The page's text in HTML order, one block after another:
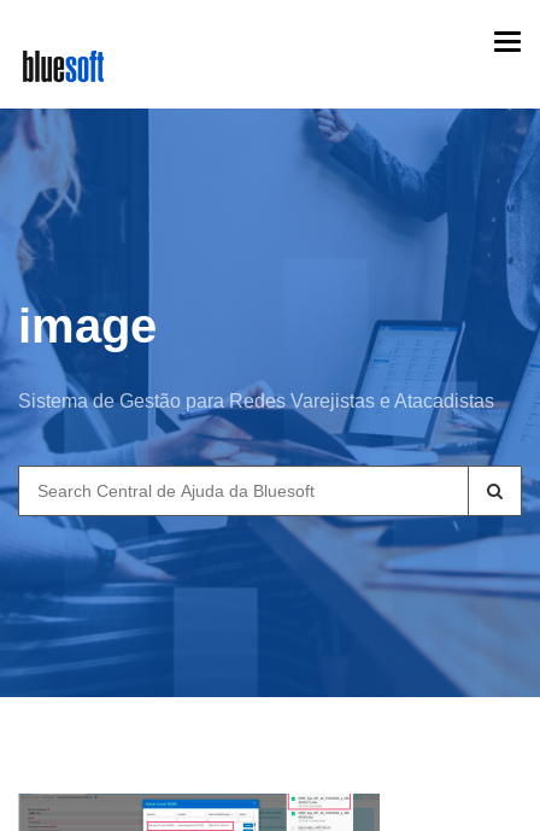
main
content
image
Sistema de Gestão para Redes Varejistas e Atacadistas
Search
for: